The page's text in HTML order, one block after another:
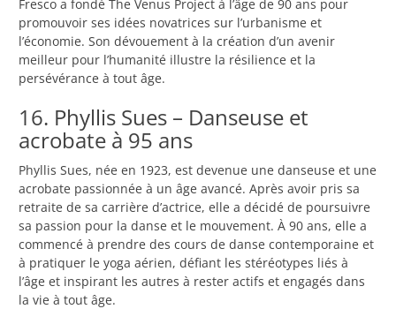
Fresco a fondé The Venus Project à l’âge de 90 ans pour
promouvoir ses idées novatrices sur l’urbanisme et
l’économie. Son dévouement à la création d’un avenir
meilleur pour l’humanité illustre la résilience et la
persévérance à tout âge.
16. Phyllis Sues – Danseuse et
acrobate à 95 ans
Phyllis Sues, née en 1923, est devenue une danseuse et une
acrobate passionnée à un âge avancé. Après avoir pris sa
retraite de sa carrière d’actrice, elle a décidé de poursuivre
sa passion pour la danse et le mouvement. À 90 ans, elle a
commencé à prendre des cours de danse contemporaine et
à pratiquer le yoga aérien, défiant les stéréotypes liés à
l’âge et inspirant les autres à rester actifs et engagés dans
la vie à tout âge.